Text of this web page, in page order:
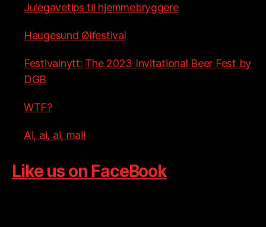
Julegavetips til hjemmebryggere
Haugesund Ølfestival
Festivalnytt: The 2023 Invitational Beer Fest by
DGB
WTF?
Ai, ai, ai, mai!
Like us on FaceBook